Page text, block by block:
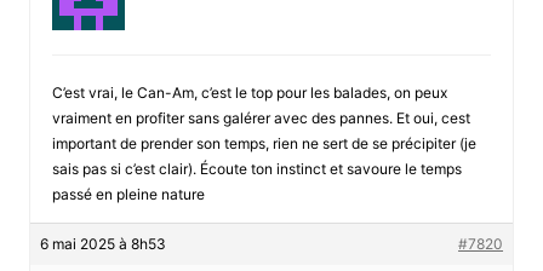
C’est vrai, le Can-Am, c’est le top pour les balades, on peux
vraiment en profiter sans galérer avec des pannes. Et oui, cest
important de prender son temps, rien ne sert de se précipiter (je
sais pas si c’est clair). Écoute ton instinct et savoure le temps
passé en pleine nature
6 mai 2025 à 8h53 #7820